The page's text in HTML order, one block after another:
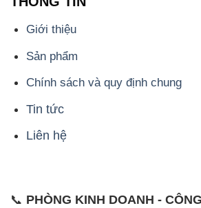
Giới thiệu
Sản phẩm
Chính sách và quy định chung
Tin tức
Liên hệ
📞 PHÒNG KINH DOANH -